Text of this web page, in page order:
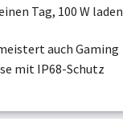
Tag, 100 W laden
auch Gaming
mit IP68-Schutz